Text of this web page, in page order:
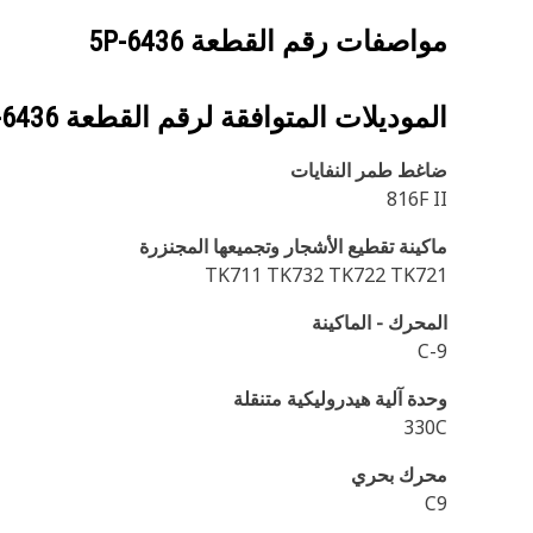
مواصفات رقم القطعة 5P-6436
الموديلات المتوافقة لرقم القطعة
ضاغط طمر النفايات
816F II
ماكينة تقطيع الأشجار وتجميعها المجنزرة
TK711 TK732 TK722 TK721
المحرك - الماكينة
C-9
وحدة آلية هيدروليكية متنقلة
330C
محرك بحري
C9